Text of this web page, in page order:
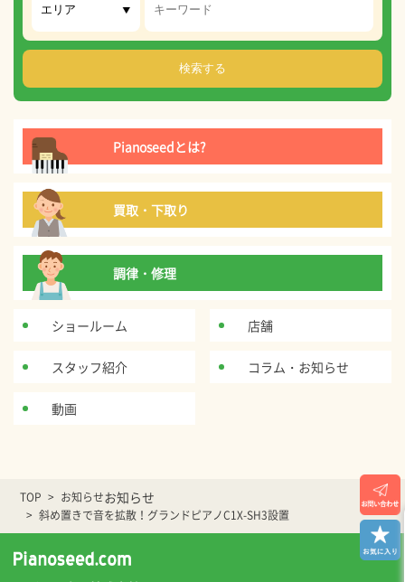
Pianoseedとは?
買取・下取り
調律・修理
ショールーム 店舗
スタッフ紹介 コラム・お知らせ
動画
TOP お知らせお知らせ
斜め置きで音を拡散！グランドピアノC1X-SH3設置